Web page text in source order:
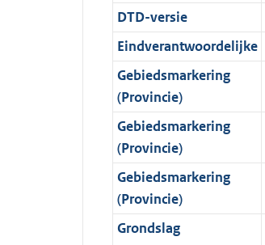
i
n
f
o
r
m
a
a
1
K
b
e
i
n
f
o
r
m
a
t
1
K
b
i
e
i
n
f
o
r
m
a
t
2
K
b
t
i
e
i
n
f
o
r
a
a
:
1
8
K
b
DTD-versie
Eindverantwoordelijke
Gebiedsmarkering
(Provincie)
Gebiedsmarkering
(Provincie)
Gebiedsmarkering
(Provincie)
Grondslag